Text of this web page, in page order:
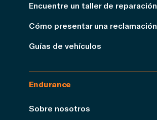
Encuentre un taller de reparación
Cómo presentar una reclamación
Guías de vehículos
Endurance
Sobre nosotros